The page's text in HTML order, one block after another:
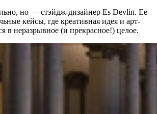
но — стэйдж-дизайнер Es Devlin. Ее
кейсы, где креативная идея и арт-
в неразрывное (и прекрасное!) целое.